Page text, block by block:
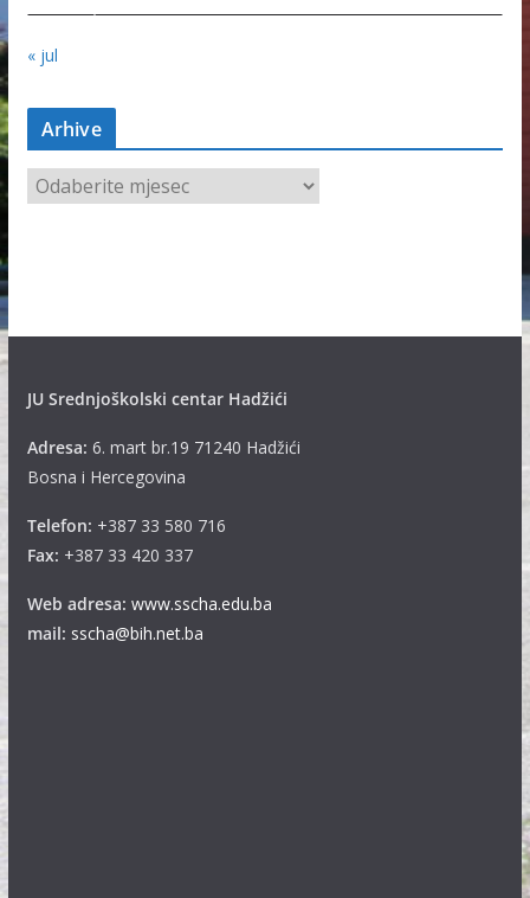
« jul
Arhive
A
r
JU Srednjoškolski centar Hadžići
Adresa: 6. mart br.19 71240 Hadžići
Bosna i Hercegovina
Telefon: +387 33 580 716
Fax: +387 33 420 337
Web adresa: www.sscha.edu.ba
mail: sscha@bih.net.ba